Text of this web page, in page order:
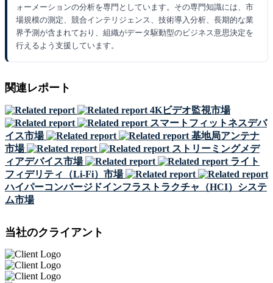
ォーメーションの分析を専門としています。その専門知識には、市
場規模の測定、競合インテリジェンス、技術導入分析、長期的な業
界予測が含まれており、組織がデータ駆動型のビジネス意思決定を
行えるよう支援しています。
関連レポート
4Kビデオ監視市場
スマートフィットネスデバ
イス市場
基地局アンテナ
市場
ストリーミングメデ
ィアデバイス市場
ライト
フィデリティ（Li-Fi）市場
ハイパーコンバージドインフラストラクチャ（HCI）システ
ム市場
当社のクライアント